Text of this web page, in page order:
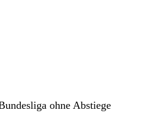
ohne Abstiege